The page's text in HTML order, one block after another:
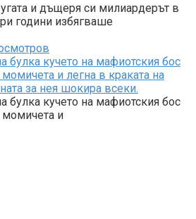
и дъщеря си милиардерът в
години избягваше
булка кучето на мафиотския бос
и легна в краката на
за нея шокира всеки.
булка кучето на мафиотския бос
момичета и